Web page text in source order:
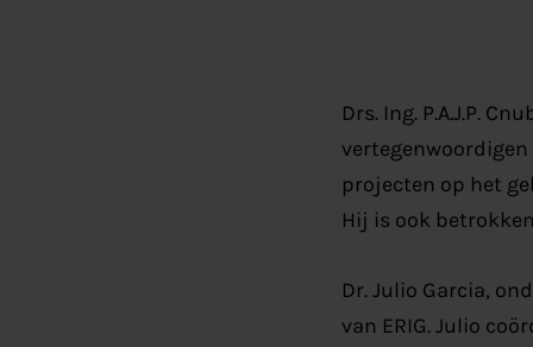
Drs. Ing. P.A.J.P.
projecten op het
Hij is ook
Dr. Julio Garcia,
van ERIG. Julio